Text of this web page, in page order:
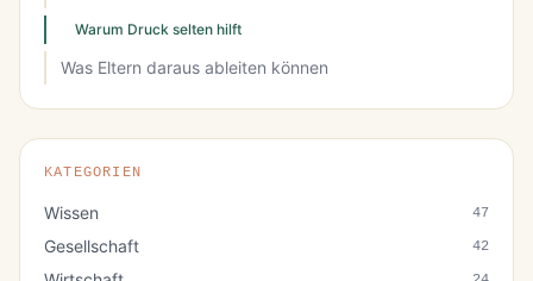
Warum Druck selten hilft
Was Eltern daraus ableiten können
KATEGORIEN
Wissen 47
Gesellschaft 42